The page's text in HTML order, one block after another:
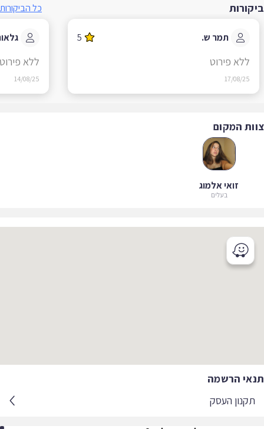
כל הביקורות
תמר ש. 5
ללא פירוט
17/08/25
גלאור
ללא פירוט
14/08/25
המקום
זואי אלמוג
בעלים
הרשמה
תקנון העסק